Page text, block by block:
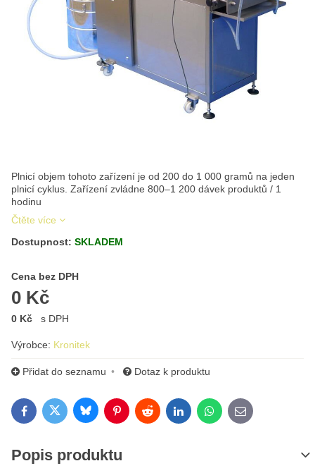
Plnicí objem tohoto zařízení je od 200 do 1 000 gramů na jeden
plnicí cyklus. Zařízení zvládne 800–1 200 dávek produktů / 1
hodinu
Čtěte více
Dostupnost: SKLADEM
Cena bez DPH
0 Kč
Cena s DPH
0 Kč s DPH
Výrobce: Kronitek
Přidat do seznamu Dotaz k produktu
FacebookTwitterBlueskyPinterestRedditLinkedInWhatsApp
E-mail
Popis produktu